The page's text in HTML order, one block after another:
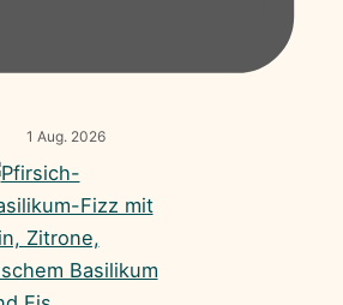
1 Aug. 2026